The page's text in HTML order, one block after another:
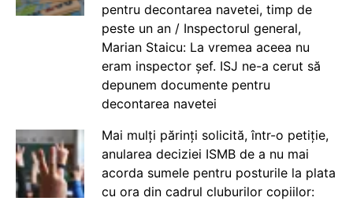
pentru decontarea navetei, timp de
peste un an / Inspectorul general,
Marian Staicu: La vremea aceea nu
eram inspector șef. ISJ ne-a cerut să
depunem documente pentru
decontarea navetei
Mai mulți părinți solicită, într-o petiție,
anularea deciziei ISMB de a nu mai
acorda sumele pentru posturile la plata
cu ora din cadrul cluburilor copiilor: